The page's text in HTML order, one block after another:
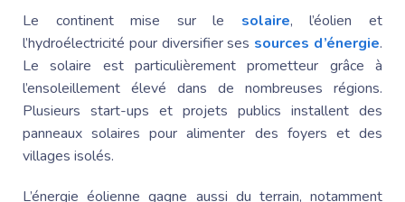
Le continent mise sur le solaire, l’éolien et
l’hydroélectricité pour diversifier ses sources d’énergie.
Le solaire est particulièrement prometteur grâce à
l’ensoleillement élevé dans de nombreuses régions.
Plusieurs start-ups et projets publics installent des
panneaux solaires pour alimenter des foyers et des
villages isolés.
L’énergie éolienne gagne aussi du terrain, notamment